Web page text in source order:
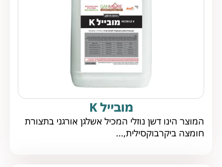
מובייל K
המוצר הינו דשן נוזלי המכיל אשלגן אורגני בתצורת
חומצה ביקרבוקסילית,...